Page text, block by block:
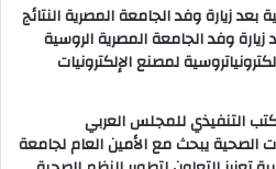
بعد زيارة وفد الجامعة المصرية النتائج
زيارة وفد الجامعة المصرية الروسية
لمصنع الإلكترونيات
التنفيذي للمجلس العربي
الصحية يبحث مع الأمين العام لجامعة